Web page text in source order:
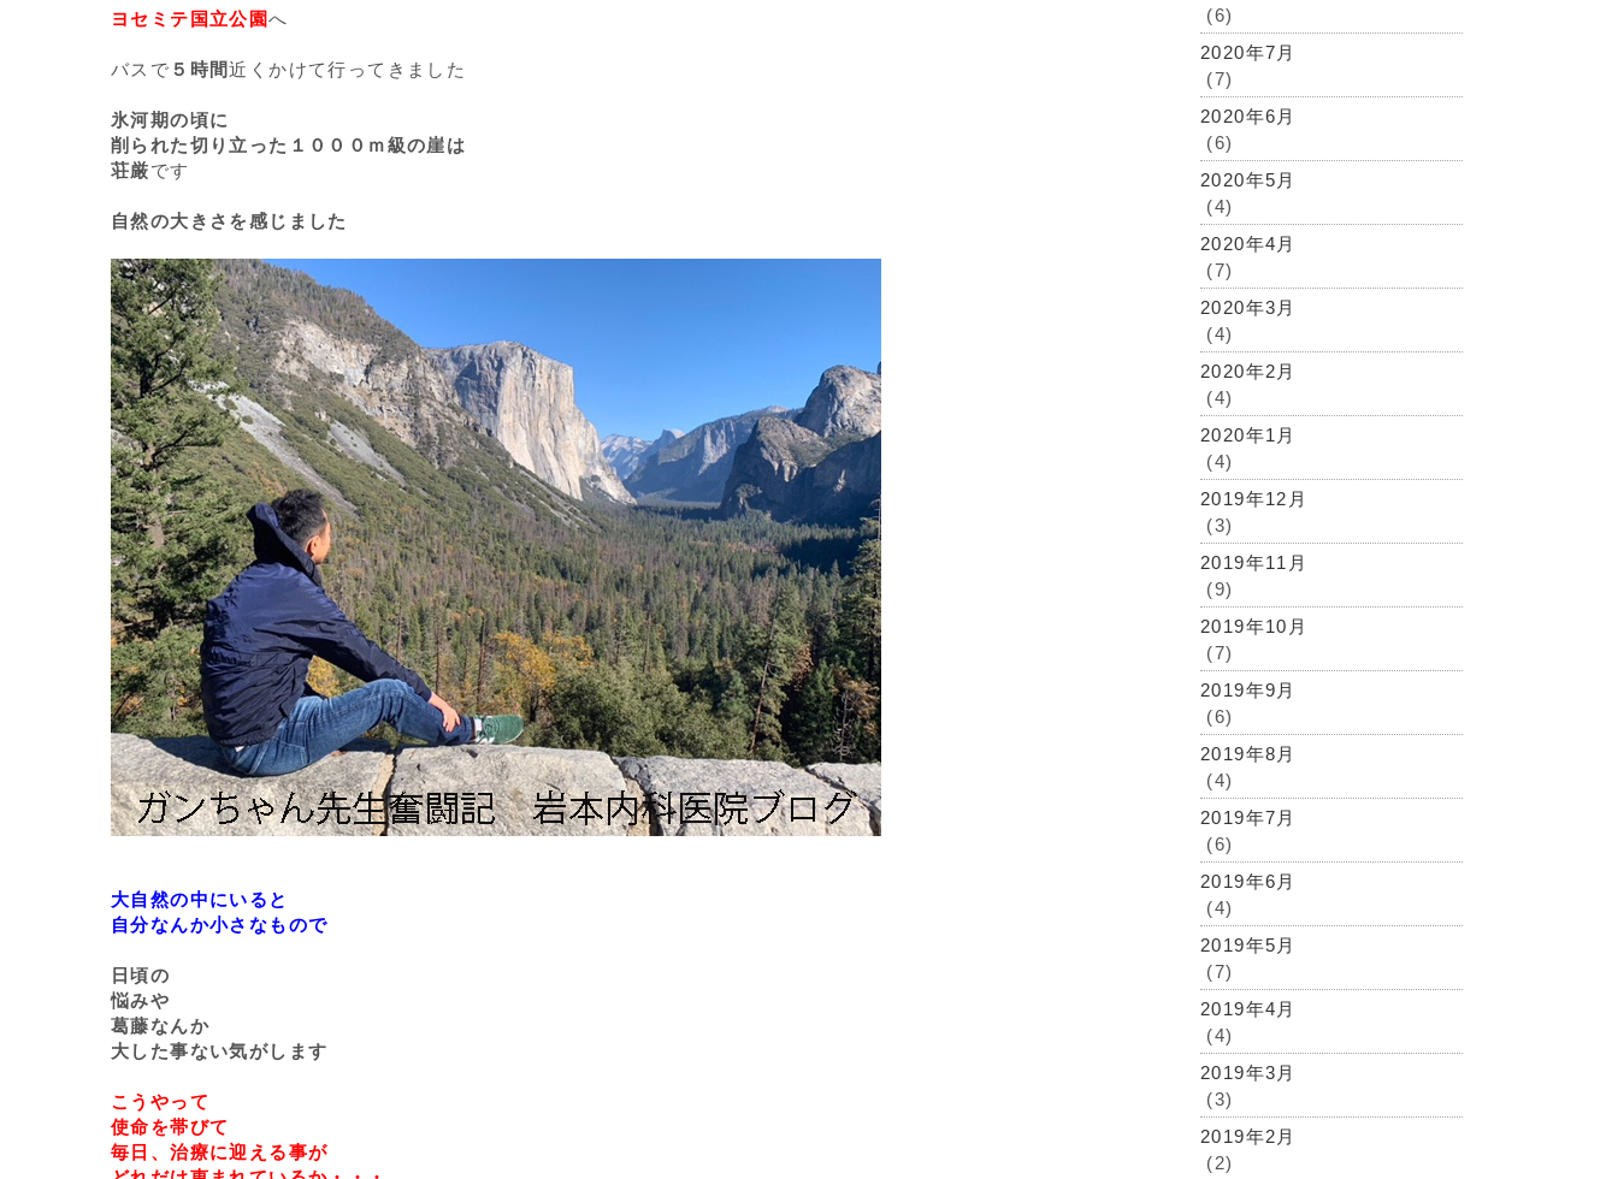
ヨセミテ国立公園へ
バスで ５時間近くかけて行ってきました
氷河期の頃に
削られた切り立った１０００ｍ級の崖は
荘厳です
自然の大きさを感じました
大自然の中にいると
自分なんか小さなもので
日頃の
悩みや
葛藤なんか
大した事ない気がします
こうやって
使命を帯びて
毎日、治療に迎える事が
(6)
2020年7月
(7)
2020年6月
(6)
2020年5月
(4)
2020年4月
(7)
2020年3月
(4)
2020年2月
(4)
2020年1月
(4)
2019年12月
(3)
2019年11月
(9)
2019年10月
(7)
2019年9月
(6)
2019年8月
(4)
2019年7月
(6)
2019年6月
(4)
2019年5月
(7)
2019年4月
(4)
2019年3月
(3)
2019年2月
(2)